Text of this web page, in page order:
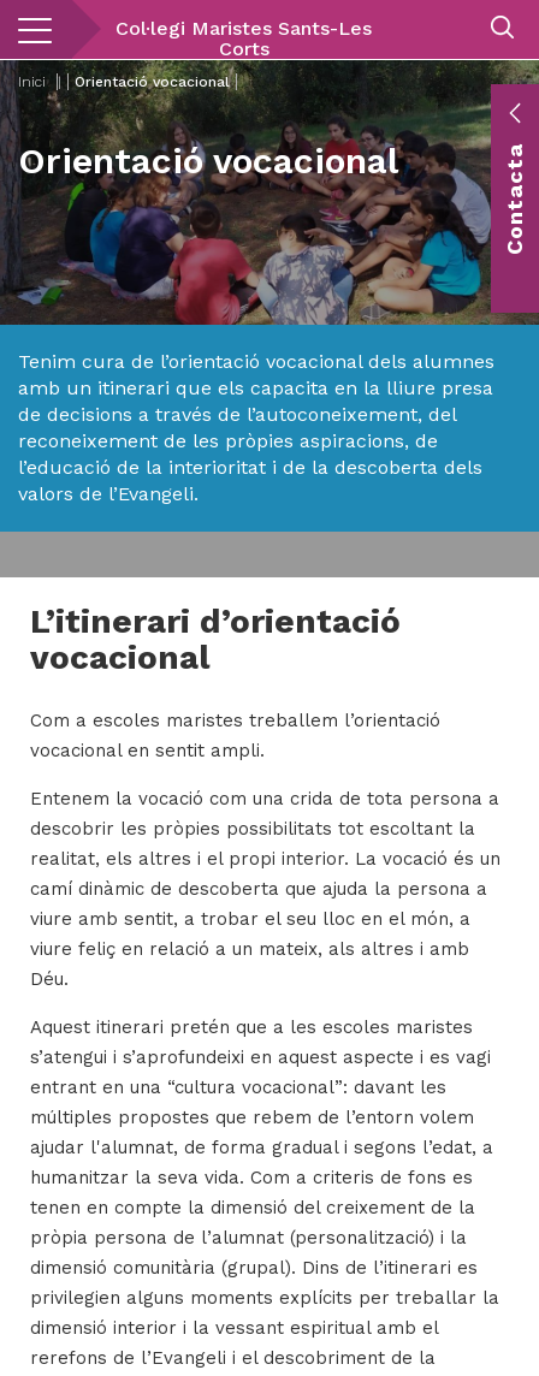
Vés
contingut
Col·legi Maristes Sants-Les
Corts
Inici | Orientació vocacional
Orientació vocacional
Tenim cura de l’orientació vocacional dels alumnes
amb un itinerari que els capacita en la lliure presa
de decisions a través de l’autoconeixement, del
reconeixement de les pròpies aspiracions, de
l’educació de la interioritat i de la descoberta dels
valors de l’Evangeli.
L’itinerari d’orientació
vocacional
Com a escoles maristes treballem l’orientació
vocacional en sentit ampli.
Entenem la vocació com una crida de tota persona a
descobrir les pròpies possibilitats tot escoltant la
realitat, els altres i el propi interior. La vocació és un
camí dinàmic de descoberta que ajuda la persona a
viure amb sentit, a trobar el seu lloc en el món, a
viure feliç en relació a un mateix, als altres i amb
Déu.
Aquest itinerari pretén que a les escoles maristes
s’atengui i s’aprofundeixi en aquest aspecte i es vagi
entrant en una “cultura vocacional”: davant les
múltiples propostes que rebem de l’entorn volem
ajudar l'alumnat, de forma gradual i segons l’edat, a
humanitzar la seva vida. Com a criteris de fons es
tenen en compte la dimensió del creixement de la
pròpia persona de l’alumnat (personalització) i la
dimensió comunitària (grupal). Dins de l’itinerari es
privilegien alguns moments explícits per treballar la
dimensió interior i la vessant espiritual amb el
rerefons de l’Evangeli i el descobriment de la
Contacta